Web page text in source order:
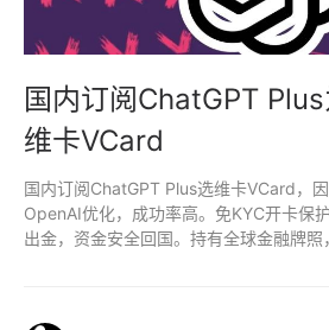
国内订阅ChatGPT
维卡VCard
国内订阅ChatGPT Plus选维卡VCard，
OpenAI优化，成功率高。免KYC开卡保
出金，资金安全回国。持有全球金融牌